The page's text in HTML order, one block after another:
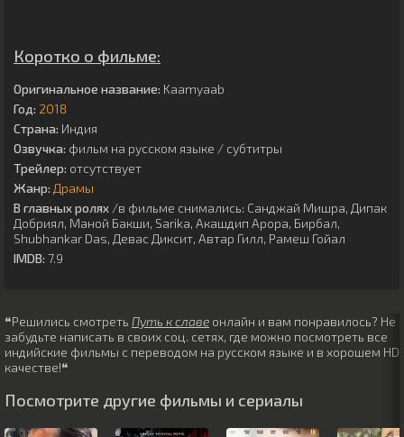
Коротко о фильме:
Оригинальное название: Kaamyaab
Год: 2018
Страна: Индия
Озвучка: фильм на русском языке / субтитры
Трейлер: отсутствует
Жанр: Драмы
В главных ролях /в фильме снимались: Санджай Мишра, Дипак
Добриял, Маной Бакши, Sarika, Акашдип Арора, Бирбал,
Shubhankar Das, Девас Диксит, Автар Гилл, Рамеш Гойал
IMDB: 7.9
❝Решились смотреть Путь к славе онлайн и вам понравилось? Не
забудьте написать в своих соц. сетях, где можно посмотреть все
индийские фильмы с переводом на русском языке и в хорошем HD
качестве!❝
Посмотрите другие фильмы и сериалы